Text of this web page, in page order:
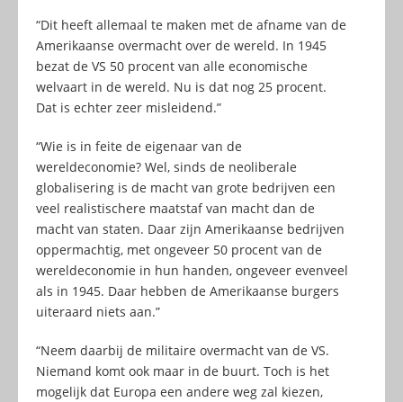
“Dit heeft allemaal te maken met de afname van de
Amerikaanse overmacht over de wereld. In 1945
bezat de VS 50 procent van alle economische
welvaart in de wereld. Nu is dat nog 25 procent.
Dat is echter zeer misleidend.”
“Wie is in feite de eigenaar van de
wereldeconomie? Wel, sinds de neoliberale
globalisering is de macht van grote bedrijven een
veel realistischere maatstaf van macht dan de
macht van staten. Daar zijn Amerikaanse bedrijven
oppermachtig, met ongeveer 50 procent van de
wereldeconomie in hun handen, ongeveer evenveel
als in 1945. Daar hebben de Amerikaanse burgers
uiteraard niets aan.”
“Neem daarbij de militaire overmacht van de VS.
Niemand komt ook maar in de buurt. Toch is het
mogelijk dat Europa een andere weg zal kiezen,